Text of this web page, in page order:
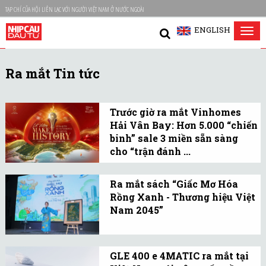
TẠP CHÍ CỦA HỘI LIÊN LẠC VỚI NGƯỜI VIỆT NAM Ở NƯỚC NGOÀI
ENGLISH
Ra mắt Tin tức
Trước giờ ra mắt Vinhomes
Hải Vân Bay: Hơn 5.000 “chiến
binh” sale 3 miền sẵn sàng
cho “trận đánh ...
Đằng sau niềm tự hào của
đội ngũ sale là niềm tin
vào một dự án hội tụ
nhiều giá trị thực, thuyết
phục cả thị trường lẫn
nhà đầu tư.
Ra mắt sách “Giấc Mơ Hóa
Rồng Xanh - Thương hiệu Việt
Nam 2045”
trong tương lai: hùng
GLE 400 e 4MATIC ra mắt tại